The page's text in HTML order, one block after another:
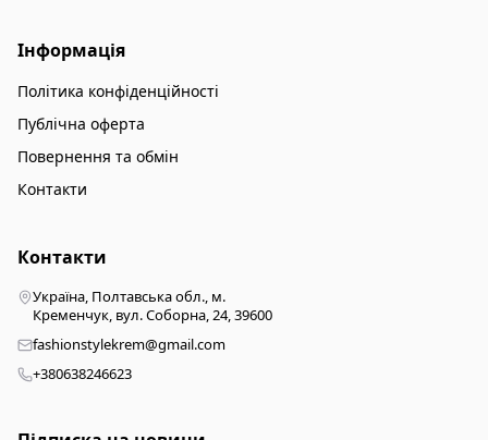
Інформація
Політика конфіденційності
Публічна оферта
Повернення та обмін
Контакти
Контакти
Україна, Полтавська обл., м.
Кременчук, вул. Соборна, 24, 39600
fashionstylekrem@gmail.com
+380638246623